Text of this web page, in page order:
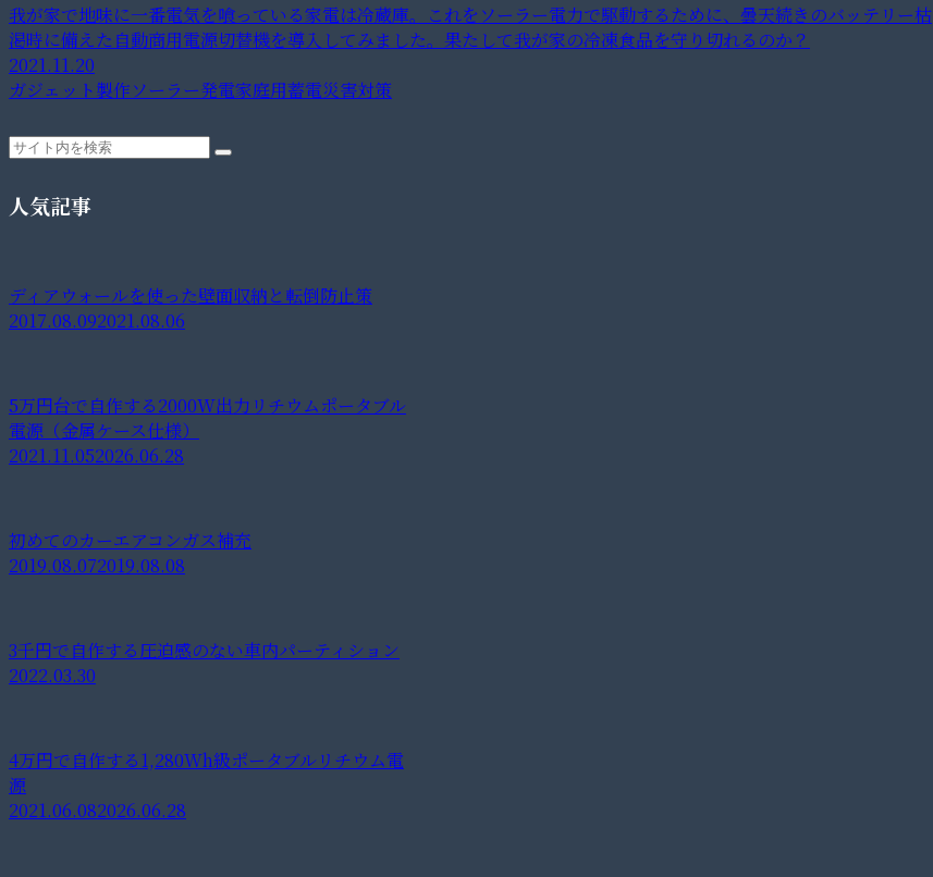
我が家で地味に一番電気を喰っている家電は冷蔵庫。これをソーラー電力で駆動するために、曇天続きのバッテリー枯
渇時に備えた自動商用電源切替機を導入してみました。果たして我が家の冷凍食品を守り切れるのか？
2021.11.20
ガジェット製作ソーラー発電家庭用蓄電災害対策
人気記事
ディアウォールを使った壁面収納と転倒防止策
2017.08.092021.08.06
5万円台で自作する2000W出力リチウムポータブル
電源（金属ケース仕様）
2021.11.052026.06.28
初めてのカーエアコンガス補充
2019.08.072019.08.08
3千円で自作する圧迫感のない車内パーティション
2022.03.30
4万円で自作する1,280Wh級ポータブルリチウム電
源
2021.06.082026.06.28